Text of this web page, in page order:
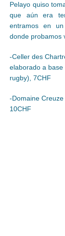
Pelayo quiso
que aún era
entramos en
donde probamos
-Celler des
elaborado a
rugby), 7CHF
-Domaine
10CHF